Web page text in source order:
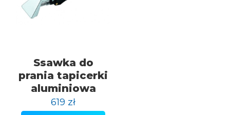
Ssawka do
prania tapicerki
aluminiowa
619 zł